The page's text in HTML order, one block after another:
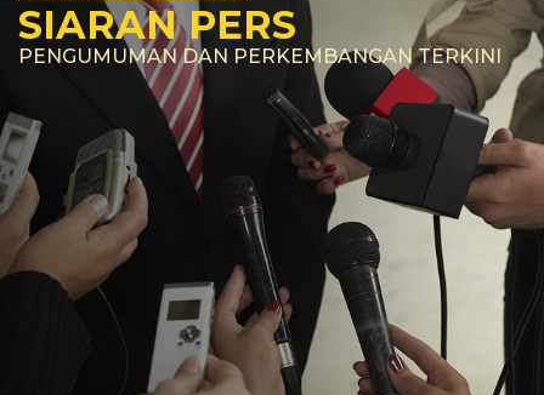
SIARAN PERS
PENGUMUMAN DAN PERKEMBANGAN TERKINI